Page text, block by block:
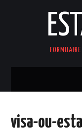
visa-ou-